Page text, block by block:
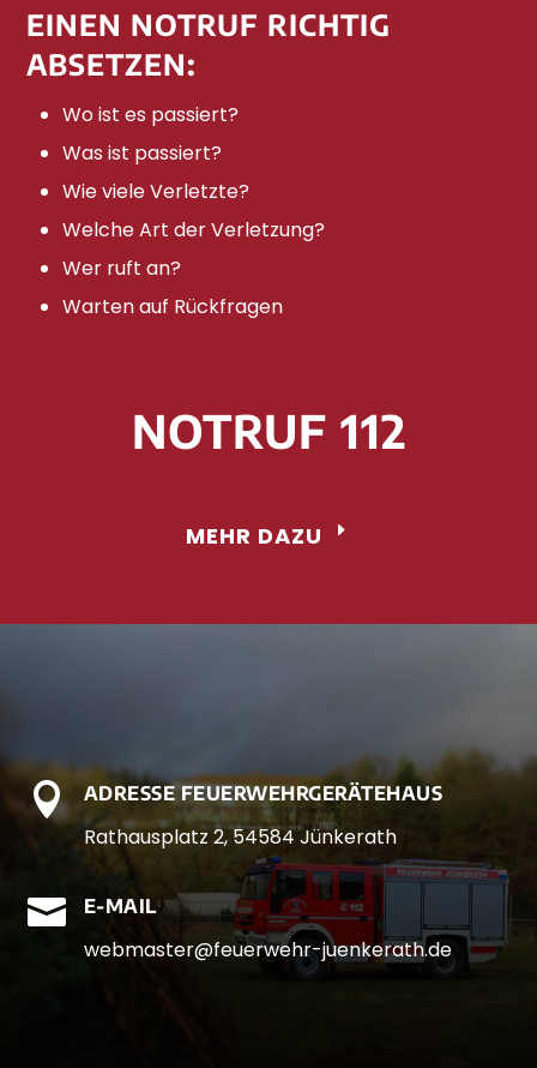
EINEN NOTRUF RICHTIG
ABSETZEN:
Wo ist es passiert?
Was ist passiert?
Wie viele Verletzte?
Welche Art der Verletzung?
Wer ruft an?
Warten auf Rückfragen
NOTRUF 112
MEHR DAZU
 ADRESSE FEUERWEHRGERÄTEHAUS
Rathausplatz 2, 54584 Jünkerath
 E-MAIL
webmaster@feuerwehr-juenkerath.de